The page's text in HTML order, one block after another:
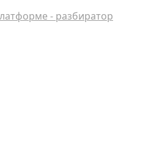
- разбиратор